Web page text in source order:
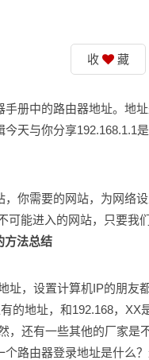
收 藏
册中的路由器地址。地
天与你分享192.168.1.1
你需要的网站，为网络
可能进入的网站，只要我
方法总结
址，设置计算机IP的朋友
的地址，和192.168，
，还有一些其他的厂家是
路由器登录地址是什么